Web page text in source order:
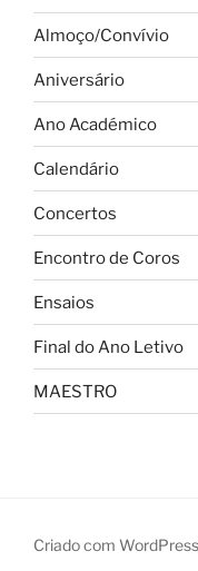
Almoço/Convívio
Aniversário
Ano Académico
Calendário
Concertos
Encontro de Coros
Ensaios
Final do Ano Letivo
MAESTRO
Criado com WordPress